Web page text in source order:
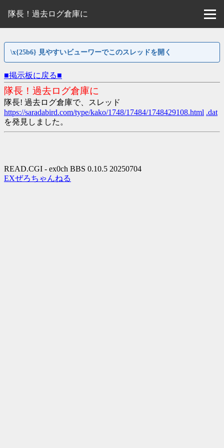
隊長！過去ログ倉庫に
\x{25b6} 見やすいビューワーでこのスレッドを開く
■掲示板に戻る■
隊長！過去ログ倉庫に
隊長! 過去ログ倉庫で、スレッド
https://saradabird.com/type/kako/1748/17484/1748429108.html .dat
を発見しました。
READ.CGI - ex0ch BBS 0.10.5 20250704
EXぜろちゃんねる